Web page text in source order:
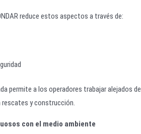
reduce estos aspectos a través de:
permite a los operadores trabajar alejados
rescates y construcción.
con el medio ambiente